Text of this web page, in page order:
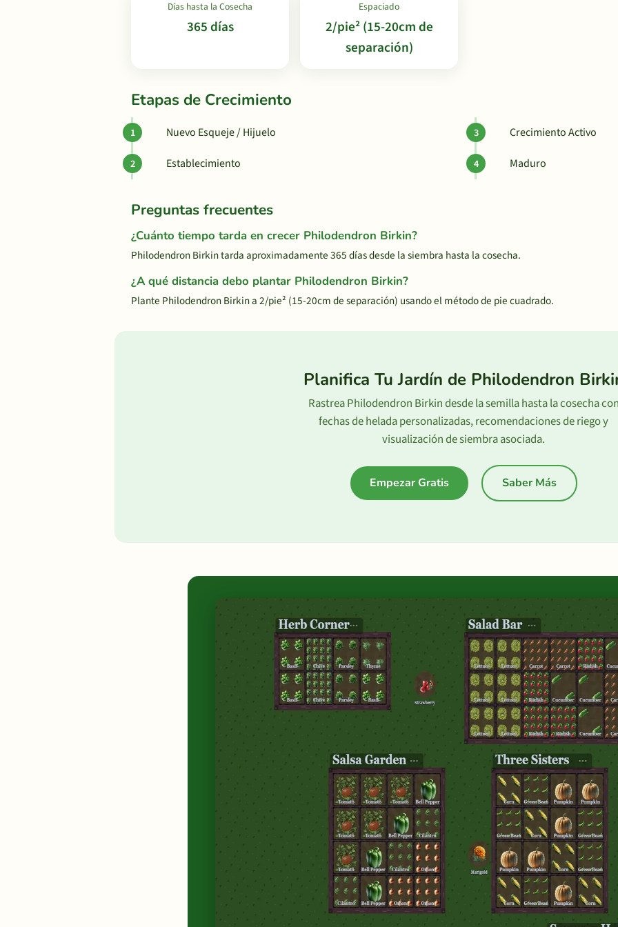
Días hasta la Cosecha
365 días
Espaciado
2/pie² (15-20cm de
separación)
Etapas de Crecimiento
Nuevo Esqueje / Hijuelo
Establecimiento
Crecimiento Activo
Maduro
Preguntas frecuentes
¿Cuánto tiempo tarda en crecer Philodendron Birkin?
Philodendron Birkin tarda aproximadamente 365 días desde la siembra hasta la cosecha.
¿A qué distancia debo plantar Philodendron Birkin?
Plante Philodendron Birkin a 2/pie² (15-20cm de separación) usando el método de pie cuadrado.
Planifica Tu Jardín de Philodendron
Rastrea Philodendron Birkin desde la semilla hasta la cosecha
fechas de helada personalizadas, recomendaciones de riego y
visualización de siembra asociada.
Empezar Gratis Saber Más